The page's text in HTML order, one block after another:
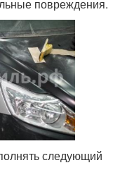
повреждения.
следующий